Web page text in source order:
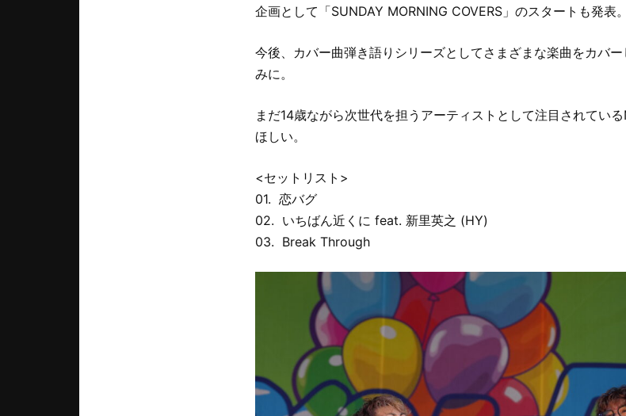
企画として「SUNDAY MORNING COVERS」のスタートも発表。
今後、カバー曲弾き語りシリーズとしてさまざまな楽曲をカバ
みに。
まだ14歳ながら次世代を担うアーティストとして注目されてい
ほしい。
<セットリスト>
01. 恋バグ
02. いちばん近くに feat. 新里英之 (HY)
03. Break Through